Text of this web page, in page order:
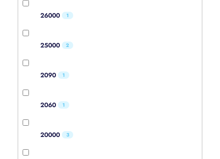
26000 1
25000 2
2090 1
2060 1
20000 3